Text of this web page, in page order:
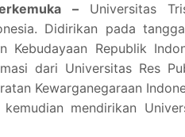
–Universitas
Didirikan pada
Republik
dari Universitas Res
Kewarganegaraan
mendirikan